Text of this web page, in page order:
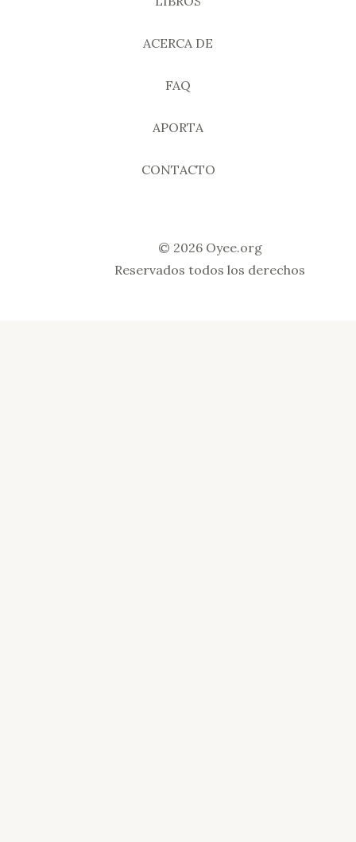
ACERCA DE
FAQ
APORTA
CONTACTO
© 2026 Oyee.org
Reservados todos los derechos